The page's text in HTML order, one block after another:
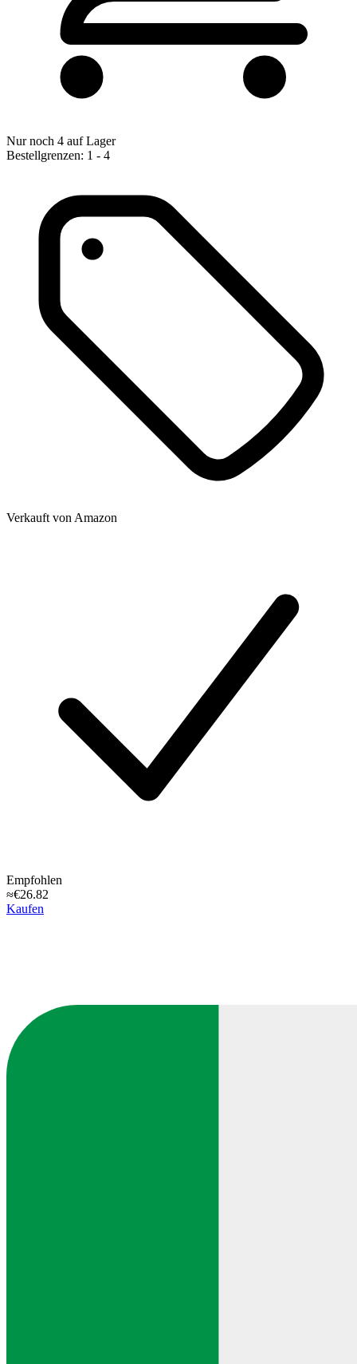
Nur noch 4 auf Lager
Bestellgrenzen: 1 - 4
Verkauft von Amazon
Empfohlen
≈€26.82
Kaufen